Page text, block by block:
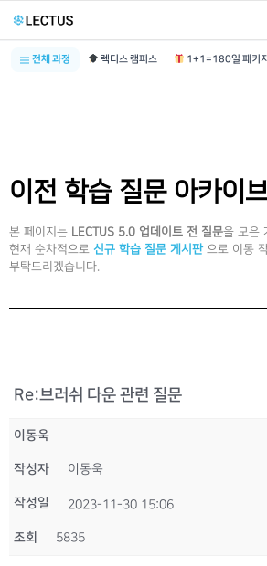
전체 과정 렉터스 캠퍼스
이전 학습 질문 아카이
본 페이지는 LECTUS 5.0 업데이트 전 질문을 모은
현재 순차적으로 신규 학습 질문 게시판 으로 이동
부탁드리겠습니다.
Re:브러쉬 다운 관련 질문
이동욱
작성자 이동욱
작성일 2023-11-30 15:06
조회 5835